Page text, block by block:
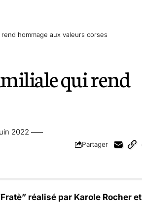
hommage aux valeurs corses
qui rend
2022
Partager
réalisé par Karole Rocher et